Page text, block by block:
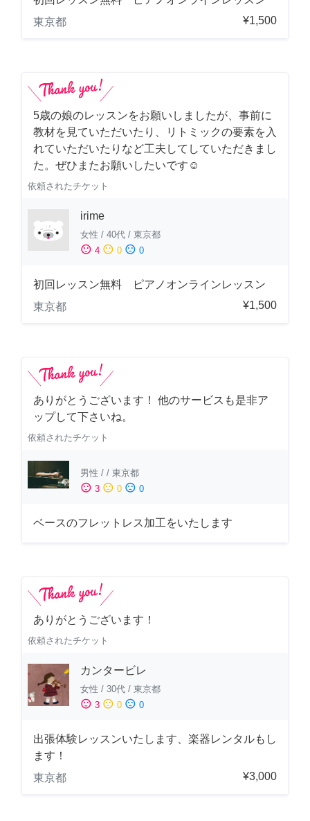
東京都
¥1,500
5歳の娘のレッスンをお願いしましたが、事前に
教材を見ていただいたり、リトミックの要素を入
れていただいたりなど工夫してしていただきまし
た。ぜひまたお願いしたいです☺️
依頼されたチケット
irime
女性 / 40代 / 東京都
sentiment_satisfied 4 sentiment_neutral 0 sentiment_dissatisfied 0
初回レッスン無料 ピアノオンラインレッスン
東京都
¥1,500
ありがとうございます！ 他のサービスも是非ア
ップして下さいね。
依頼されたチケット
男性 / / 東京都
sentiment_satisfied 3 sentiment_neutral 0 sentiment_dissatisfied 0
ベースのフレットレス加工をいたします
ありがとうございます！
依頼されたチケット
カンタービレ
女性 / 30代 / 東京都
sentiment_satisfied 3 sentiment_neutral 0 sentiment_dissatisfied 0
出張体験レッスンいたします、楽器レンタルもし
ます！
東京都
¥3,000